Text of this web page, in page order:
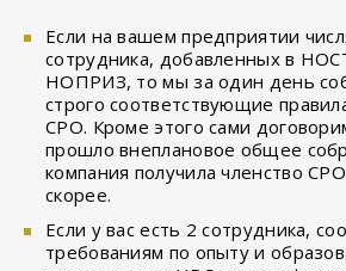
Если на вашем предприятии
сотрудника, добавленных в
НОПРИЗ, то мы за один день
строго соответствующие
СРО. Кроме этого сами
прошло внеплановое общее
компания получила членство
скорее.
Если у вас есть 2 сотрудника,
требованиям по опыту и